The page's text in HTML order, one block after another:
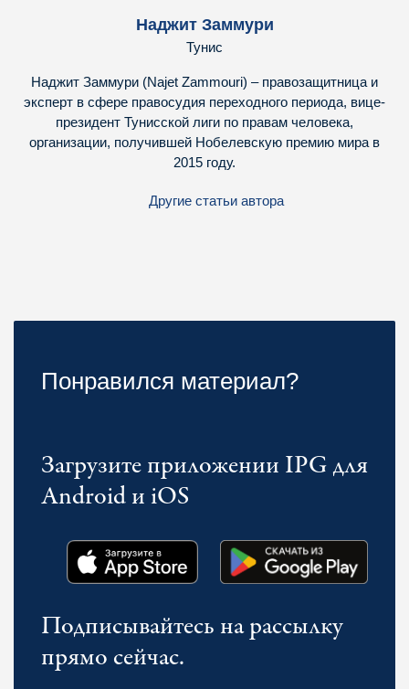
Наджит Заммури
Тунис
Наджит Заммури (Najet Zammouri) – правозащитница и
эксперт в сфере правосудия переходного периода, вице-
президент Тунисской лиги по правам человека,
организации, получившей Нобелевскую премию мира в
2015 году.
Другие статьи автора
Понравился материал?
Загрузите приложении IPG для
Android и iOS
Подписывайтесь на рассылку
прямо сейчас.